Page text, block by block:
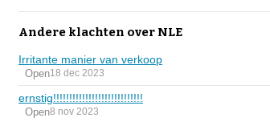
Andere klachten over NLE
Irritante manier van verkoop
Open18 dec 2023
ernstig!!!!!!!!!!!!!!!!!!!!!!!!!!!!
Open8 nov 2023